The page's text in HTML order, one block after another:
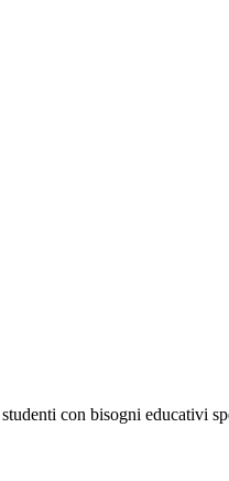
con bisogni educativi